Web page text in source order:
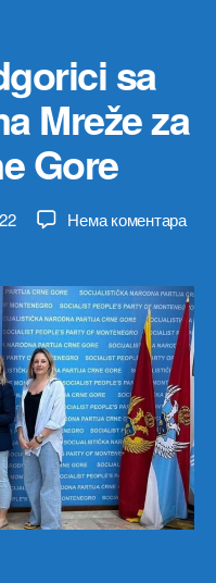
sa
Mreže za
Gore
Нема коментарана
sa
za